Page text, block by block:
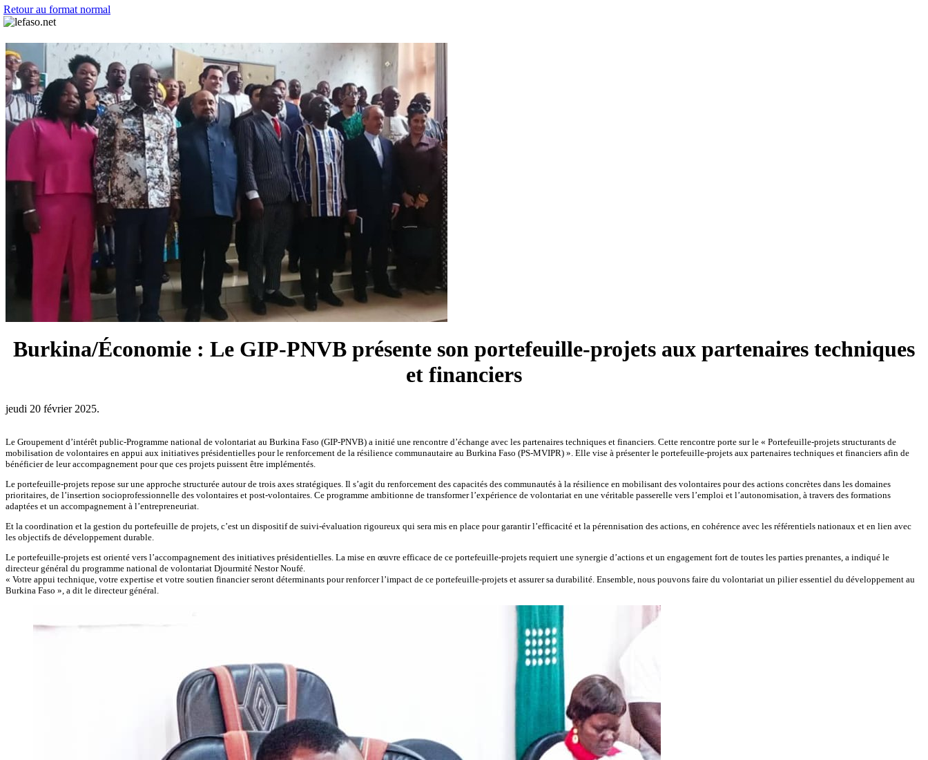
Retour au format normal
Burkina/Économie : Le GIP-PNVB présente son portefeuille-projets aux partenaires techniques
et financiers
jeudi 20 février 2025.
Le Groupement d’intérêt public-Programme national de volontariat au Burkina Faso (GIP-PNVB) a initié une rencontre d’échange avec les partenaires techniques et financiers. Cette rencontre porte sur le « Portefeuille-projets structurants de
mobilisation de volontaires en appui aux initiatives présidentielles pour le renforcement de la résilience communautaire au Burkina Faso (PS-MVIPR) ». Elle vise à présenter le portefeuille-projets aux partenaires techniques et financiers afin de
bénéficier de leur accompagnement pour que ces projets puissent être implémentés.
Le portefeuille-projets repose sur une approche structurée autour de trois axes stratégiques. Il s’agit du renforcement des capacités des communautés à la résilience en mobilisant des volontaires pour des actions concrètes dans les domaines
prioritaires, de l’insertion socioprofessionnelle des volontaires et post-volontaires. Ce programme ambitionne de transformer l’expérience de volontariat en une véritable passerelle vers l’emploi et l’autonomisation, à travers des formations
adaptées et un accompagnement à l’entrepreneuriat.
Et la coordination et la gestion du portefeuille de projets, c’est un dispositif de suivi-évaluation rigoureux qui sera mis en place pour garantir l’efficacité et la pérennisation des actions, en cohérence avec les référentiels nationaux et en lien avec
les objectifs de développement durable.
Le portefeuille-projets est orienté vers l’accompagnement des initiatives présidentielles. La mise en œuvre efficace de ce portefeuille-projets requiert une synergie d’actions et un engagement fort de toutes les parties prenantes, a indiqué le
directeur général du programme national de volontariat Djourmité Nestor Noufé.
« Votre appui technique, votre expertise et votre soutien financier seront déterminants pour renforcer l’impact de ce portefeuille-projets et assurer sa durabilité. Ensemble, nous pouvons faire du volontariat un pilier essentiel du développement au
Burkina Faso », a dit le directeur général.